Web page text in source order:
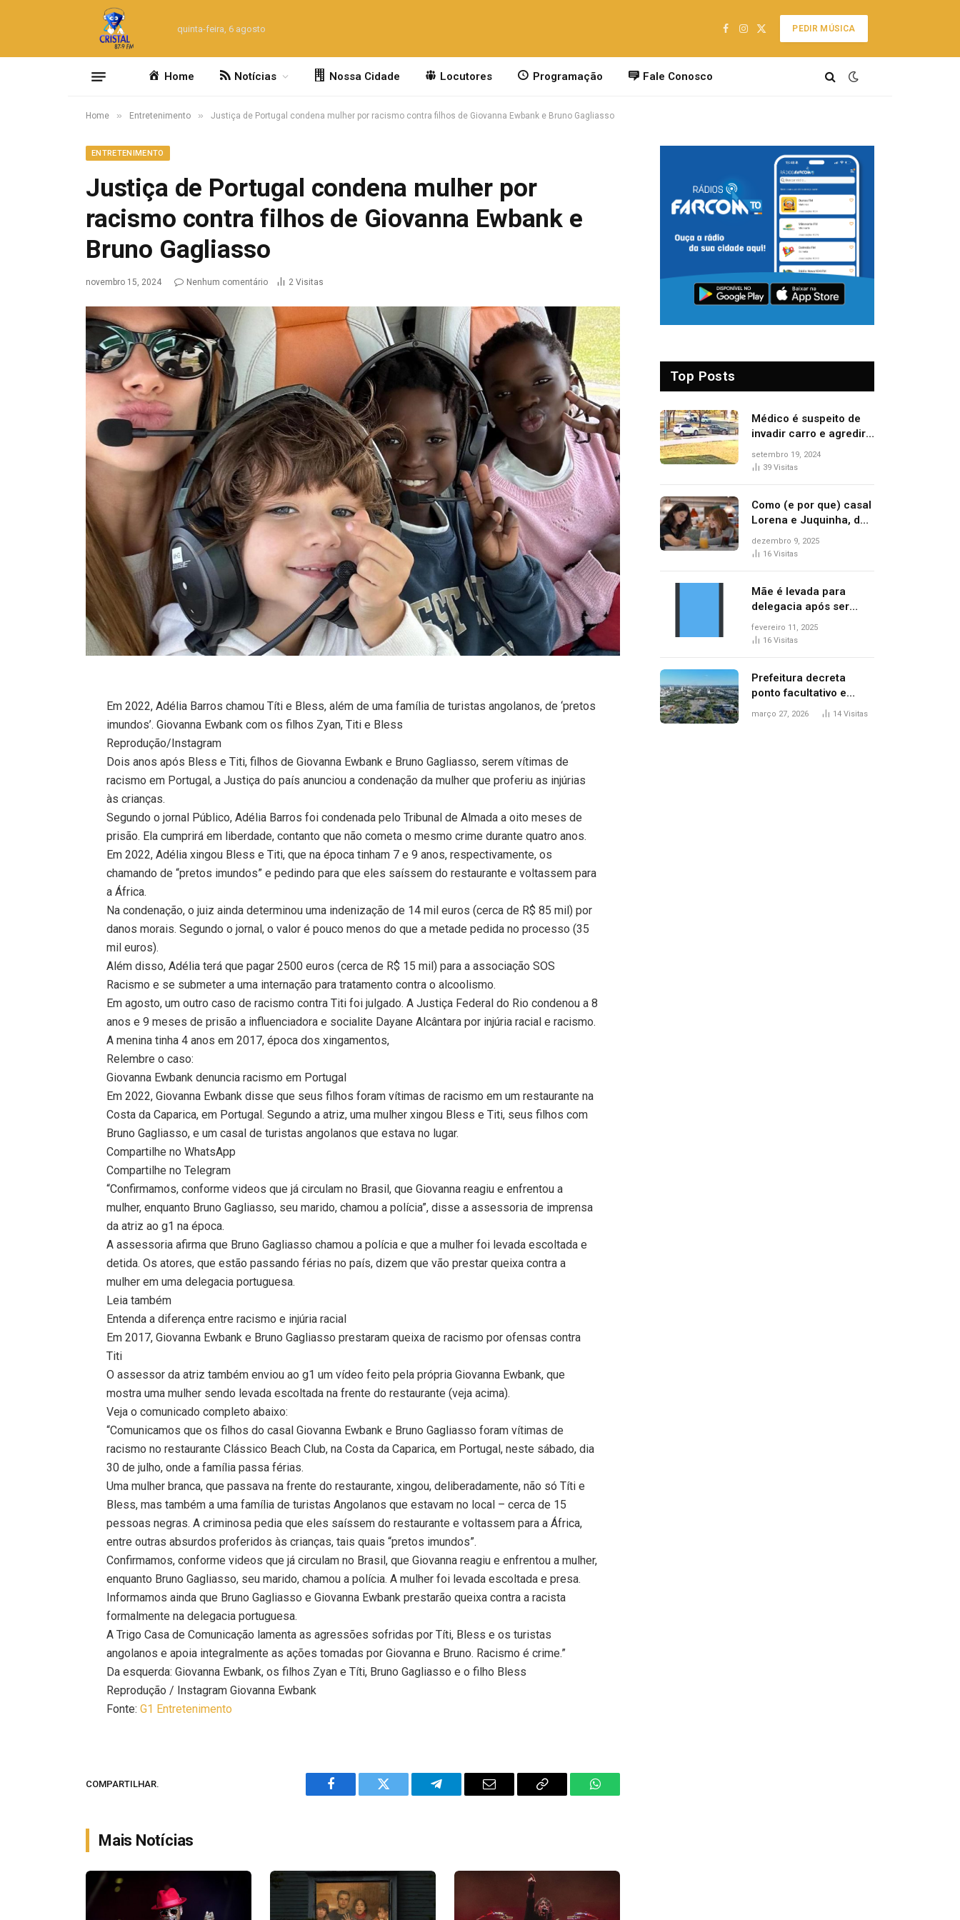
quinta-feira, 6 agosto
Facebook
Instagram
X
PEDIR MÚSICA
Home Notícias Nossa Cidade Locutores Programação Fale Conosco
Home » Entretenimento » Justiça de Portugal condena mulher por racismo contra filhos de Giovanna Ewbank e Bruno Gagliasso
ENTRETENIMENTO
Justiça de Portugal condena mulher por
racismo contra filhos de Giovanna Ewbank e
Bruno Gagliasso
novembro 15, 2024 Nenhum comentário 2 Visitas
Em 2022, Adélia Barros chamou Títi e Bless, além de uma família de turistas angolanos, de ‘pretos
imundos’. Giovanna Ewbank com os filhos Zyan, Titi e Bless
Reprodução/Instagram
Dois anos após Bless e Titi, filhos de Giovanna Ewbank e Bruno Gagliasso, serem vítimas de
racismo em Portugal, a Justiça do país anunciou a condenação da mulher que proferiu as injúrias
às crianças.
Segundo o jornal Público, Adélia Barros foi condenada pelo Tribunal de Almada a oito meses de
prisão. Ela cumprirá em liberdade, contanto que não cometa o mesmo crime durante quatro anos.
Em 2022, Adélia xingou Bless e Titi, que na época tinham 7 e 9 anos, respectivamente, os
chamando de “pretos imundos” e pedindo para que eles saíssem do restaurante e voltassem para
a África.
Na condenação, o juiz ainda determinou uma indenização de 14 mil euros (cerca de R$ 85 mil) por
danos morais. Segundo o jornal, o valor é pouco menos do que a metade pedida no processo (35
mil euros).
Além disso, Adélia terá que pagar 2500 euros (cerca de R$ 15 mil) para a associação SOS
Racismo e se submeter a uma internação para tratamento contra o alcoolismo.
Em agosto, um outro caso de racismo contra Titi foi julgado. A Justiça Federal do Rio condenou a 8
anos e 9 meses de prisão a influenciadora e socialite Dayane Alcântara por injúria racial e racismo.
A menina tinha 4 anos em 2017, época dos xingamentos,
Relembre o caso:
Giovanna Ewbank denuncia racismo em Portugal
Em 2022, Giovanna Ewbank disse que seus filhos foram vítimas de racismo em um restaurante na
Costa da Caparica, em Portugal. Segundo a atriz, uma mulher xingou Bless e Titi, seus filhos com
Bruno Gagliasso, e um casal de turistas angolanos que estava no lugar.
Compartilhe no WhatsApp
Compartilhe no Telegram
“Confirmamos, conforme videos que já circulam no Brasil, que Giovanna reagiu e enfrentou a
mulher, enquanto Bruno Gagliasso, seu marido, chamou a polícia”, disse a assessoria de imprensa
da atriz ao g1 na época.
A assessoria afirma que Bruno Gagliasso chamou a polícia e que a mulher foi levada escoltada e
detida. Os atores, que estão passando férias no país, dizem que vão prestar queixa contra a
mulher em uma delegacia portuguesa.
Leia também
Entenda a diferença entre racismo e injúria racial
Em 2017, Giovanna Ewbank e Bruno Gagliasso prestaram queixa de racismo por ofensas contra
Titi
O assessor da atriz também enviou ao g1 um vídeo feito pela própria Giovanna Ewbank, que
mostra uma mulher sendo levada escoltada na frente do restaurante (veja acima).
Veja o comunicado completo abaixo:
“Comunicamos que os filhos do casal Giovanna Ewbank e Bruno Gagliasso foram vítimas de
racismo no restaurante Clássico Beach Club, na Costa da Caparica, em Portugal, neste sábado, dia
30 de julho, onde a família passa férias.
Uma mulher branca, que passava na frente do restaurante, xingou, deliberadamente, não só Títi e
Bless, mas também a uma família de turistas Angolanos que estavam no local – cerca de 15
pessoas negras. A criminosa pedia que eles saíssem do restaurante e voltassem para a África,
entre outras absurdos proferidos às crianças, tais quais “pretos imundos”.
Confirmamos, conforme videos que já circulam no Brasil, que Giovanna reagiu e enfrentou a mulher,
enquanto Bruno Gagliasso, seu marido, chamou a polícia. A mulher foi levada escoltada e presa.
Informamos ainda que Bruno Gagliasso e Giovanna Ewbank prestarão queixa contra a racista
formalmente na delegacia portuguesa.
A Trigo Casa de Comunicação lamenta as agressões sofridas por Títi, Bless e os turistas
angolanos e apoia integralmente as ações tomadas por Giovanna e Bruno. Racismo é crime.”
Da esquerda: Giovanna Ewbank, os filhos Zyan e Títi, Bruno Gagliasso e o filho Bless
Reprodução / Instagram Giovanna Ewbank
Fonte:G1 Entretenimento
COMPARTILHAR.
Facebook Twitter Telegram Email
Copy
WhatsApp
Mais Notícias
Top Posts
Médico é suspeito de
invadir carro e agredir
delegado aposentado
durante confusão no
setembro 19, 2024
39 Visitas
Como (e por que) casal
Lorena e Juquinha, de
‘Três Graças’, ganhou
repercussão
dezembro 9, 2025
16 Visitas
Mãe é levada para
delegacia após ser
denunciada por maus-
tratos contra dois
fevereiro 11, 2025
16 Visitas
Prefeitura decreta
ponto facultativo e
servidores públicos
março 27, 2026 14 Visitas